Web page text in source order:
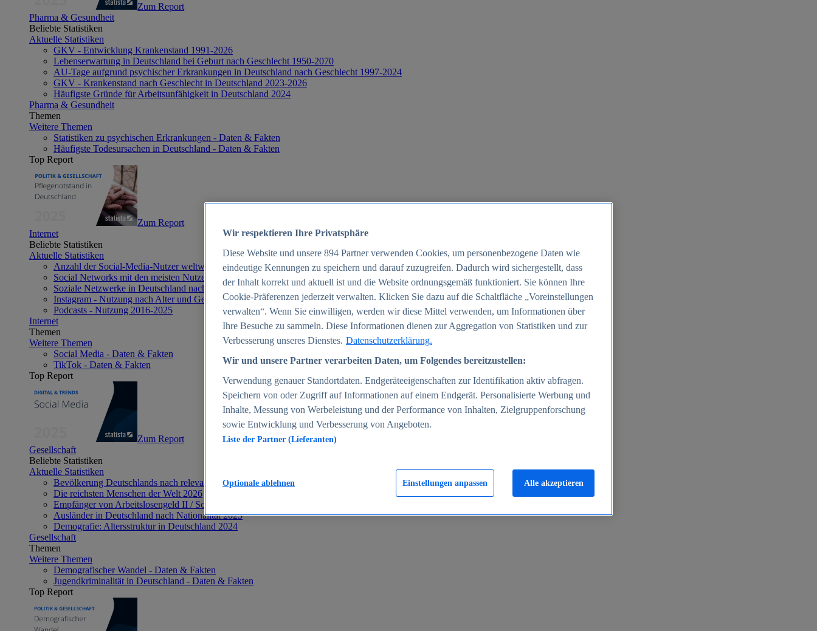
Zum Report
Pharma & Gesundheit
Beliebte Statistiken
Aktuelle Statistiken
GKV - Entwicklung Krankenstand 1991-2026
Lebenserwartung in Deutschland bei Geburt nach Geschlecht 1950-2070
AU-Tage aufgrund psychischer Erkrankungen in Deutschland nach Geschlecht 1997-2024
GKV - Krankenstand nach Geschlecht in Deutschland 2023-2026
Häufigste Gründe für Arbeitsunfähigkeit in Deutschland 2024
Pharma & Gesundheit
Themen
Weitere Themen
Statistiken zu psychischen Erkrankungen - Daten & Fakten
Häufigste Todesursachen in Deutschland - Daten & Fakten
Top Report
Zum Report
Internet
Beliebte Statistiken
Aktuelle Statistiken
Anzahl der Social-Media-Nutzer weltweit 2012-2025
Social Networks mit den meisten Nutzern weltweit 2025
Soziale Netzwerke in Deutschland nach Generationen 2025
Instagram - Nutzung nach Alter und Geschlecht in Deutschland 2025
Podcasts - Nutzung 2016-2025
Internet
Themen
Weitere Themen
Social Media - Daten & Fakten
TikTok - Daten & Fakten
Top Report
Zum Report
Gesellschaft
Beliebte Statistiken
Aktuelle Statistiken
Bevölkerung Deutschlands nach relevanten Altersgruppen 2024
Die reichsten Menschen der Welt 2026
Empfänger von Arbeitslosengeld II / Sozialgeld / Bürgergeld in Deutschland 2005-2025
Ausländer in Deutschland nach Nationalität 2025
Demografie: Altersstruktur in Deutschland 2024
Gesellschaft
Themen
Weitere Themen
Demografischer Wandel - Daten & Fakten
Jugendkriminalität in Deutschland - Daten & Fakten
Top Report
Wir respektieren Ihre Privatsphäre
Diese Website und unsere 894 Partner verwenden Cookies, um personenbezogene Daten wie
eindeutige Kennungen zu speichern und darauf zuzugreifen. Dadurch wird sichergestellt, dass
der Inhalt korrekt und aktuell ist und die Website ordnungsgemäß funktioniert. Sie können Ihre
Cookie-Präferenzen jederzeit verwalten. Klicken Sie dazu auf die Schaltfläche „Voreinstellungen
verwalten“. Wenn Sie einwilligen, werden wir diese Mittel verwenden, um Informationen über
Ihre Besuche zu sammeln. Diese Informationen dienen zur Aggregation von Statistiken und zur
Verbesserung unseres Dienstes. Datenschutzerklärung.
Wir und unsere Partner verarbeiten Daten, um Folgendes bereitzustellen:
Verwendung genauer Standortdaten. Endgeräteeigenschaften zur Identifikation aktiv abfragen.
Speichern von oder Zugriff auf Informationen auf einem Endgerät. Personalisierte Werbung und
Inhalte, Messung von Werbeleistung und der Performance von Inhalten, Zielgruppenforschung
sowie Entwicklung und Verbesserung von Angeboten.
Liste der Partner (Lieferanten)
Einstellungen anpassen
Optionale ablehnen Alle akzeptieren